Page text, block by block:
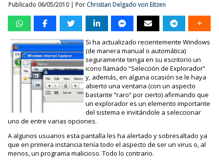
Publicado 06/05/2010| Por Christian Delgado von Eitzen
Si ha actualizado recientemente Windows
(de manera manual o automática)
seguramente tenga en su escritorio un
icono llamado “Selección de Explorador”
y, además, en alguna ocasión se le haya
abierto una ventana (con un aspecto
bastante “raro” por cierto) afirmando que
un explorador es un elemento importante
del sistema e invitándole a seleccionar
uno de entre varias opciones.
A algunos usuarios esta pantalla les ha alertado y sobresaltado ya
que en primera instancia tenía todo el aspecto de ser un virus o, al
menos, un programa malicioso. Todo lo contrario.